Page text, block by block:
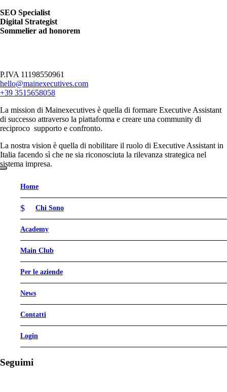
SEO Specialist
Digital Strategist
Sommelier ad honorem
P.IVA 11198550961
hello@mainexecutives.com
+39 3515658058
La mission di Mainexecutives è quella di formare Executive Assistant
di successo attraverso la piattaforma e creare una community di
reciproco supporto e confronto.
La nostra vision è quella di nobilitare il ruolo di Executive Assistant in
Italia facendo sì che ne sia riconosciuta la rilevanza strategica nel
sistema impresa.
Home
Chi Sono
Academy
Main Club
Per le aziende
News
Contatti
Login
Seguimi